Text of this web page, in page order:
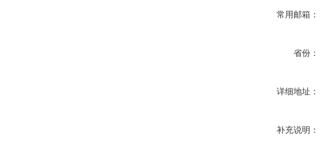
常用邮箱：
省份：
详细地址：
补充说明：